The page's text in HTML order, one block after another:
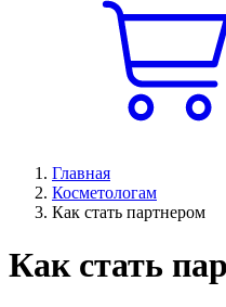
Главная
Косметологам
Как стать партнером
Как стать